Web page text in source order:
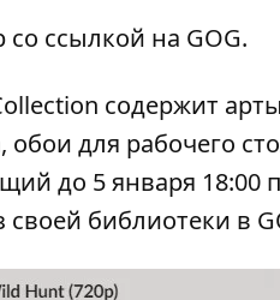
со ссылкой на GOG.
содержит
обои для рабочего
до 5 января 18:00
библиотеки в